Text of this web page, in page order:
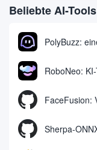
Beliebte AI-Tools